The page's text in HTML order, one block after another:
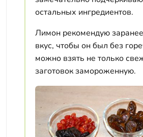
остальных ингредиентов.
Лимон рекомендую
вкус, чтобы он был без
можно взять не только
заготовок замороженную.